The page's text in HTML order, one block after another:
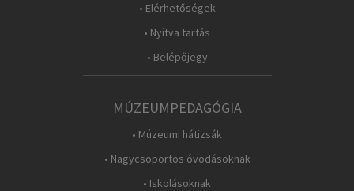
• Elérhetőségek
• Nyitva tartás
• Belépőjegy
MÚZEUMPEDAGÓGIA
• Múzeumi hátizsák
• Nagycsoportos óvodásoknak
• Iskolásoknak